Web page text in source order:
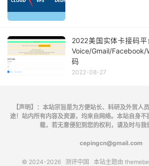
2022美国实体卡接码
Voice/Gmail/Facebook/
码
2022-08-27
【声明】：本站宗旨是为方便站长、科研及外贸人
途！站内所有内容及资源，均来自网络。本站自身
载，若无意侵犯到您的权利，请及时与我
cepingcn@gmail.com
© 2024-2026 测评中国 本站主题由